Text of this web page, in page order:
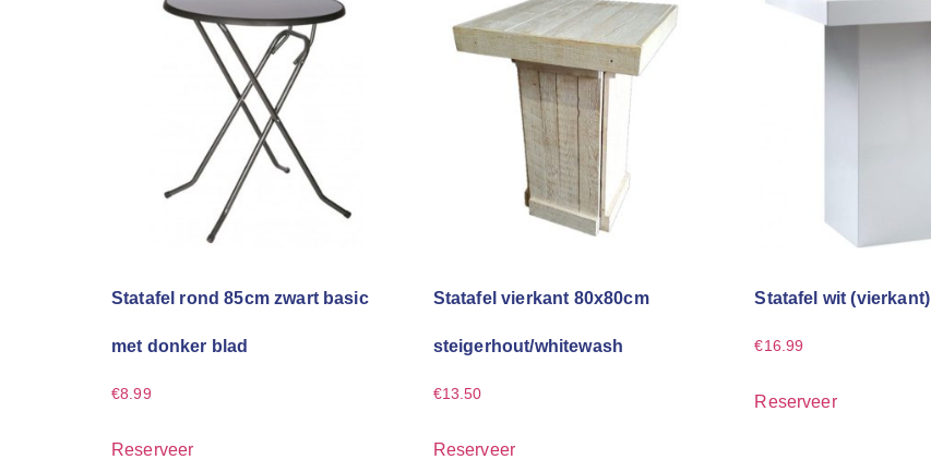
Statafel rond 85cm zwart basic
met donker blad
€8.99
Reserveer
Statafel vierkant 80x80cm
steigerhout/whitewash
€13.50
Reserveer
Statafel wit (vierkant)
€16.99
Reserveer